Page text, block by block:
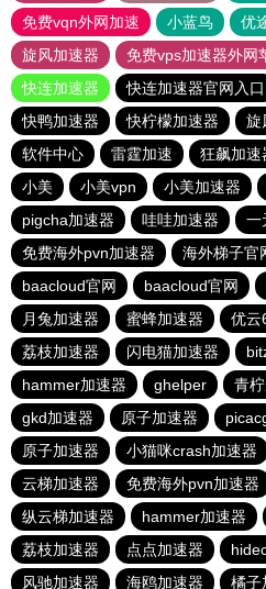
免费vqn外网加速
小蓝鸟 优
旋风加速器
免费vps加速器外网
快连加速器
快连加速器官网入口
快鸭加速器
快柠檬加速器 旋
软件中心
雷霆加速 狂飙加速
小美
小美vpn 小美加速器
pigcha加速器
哇哇加速器
一
免费海外pvn加速器
海外梯子官
baacloud官网
baacloud官网
月兔加速器
蜜蜂加速器 优云
荔枝加速器
闪电猫加速器
hammer加速器
ghelper 青
gkd加速器
原子加速器
原子加速器
小猫咪crash加速器
云梯加速器
免费海外pvn加速器
纵云梯加速器
hammer加速器
荔枝加速器
点点加速器
风驰加速器
海鸥加速器 橘子